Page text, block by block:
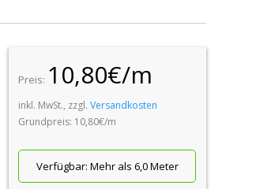
Preis: 10,80€/m
inkl. MwSt., zzgl.Versandkosten
Grundpreis: 10,80€/m
Verfügbar: Mehr als 6,0 Meter